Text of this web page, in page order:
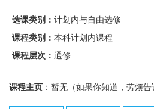
选课类别： 计划内与自由选修
课程类别： 本科计划内课程
课程层次： 通修
课程主页 ：暂无（如果你知道，劳烦告